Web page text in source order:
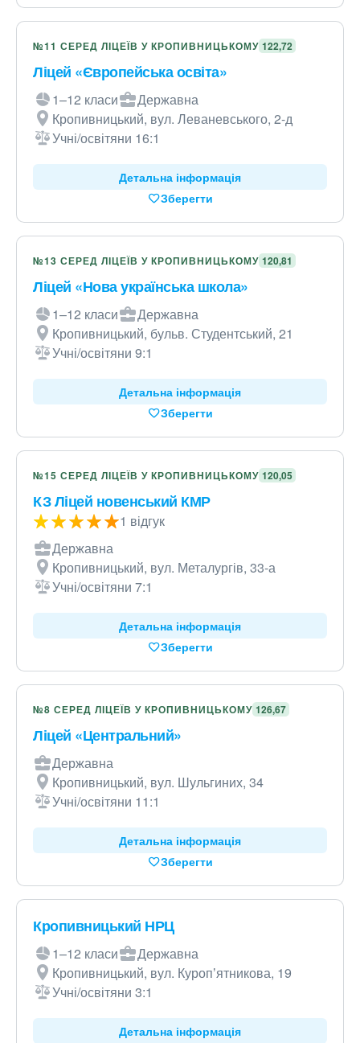
№11 СЕРЕД ЛІЦЕЇВ У КРОПИВНИЦЬКОМУ 122,72
Ліцей «Європейська освіта»
1–12 класи
Державна
Кропивницький, вул. Леваневського, 2-д
Учні/освітяни 16:1
Детальна інформація
Зберегти
№13 СЕРЕД ЛІЦЕЇВ У КРОПИВНИЦЬКОМУ 120,81
Ліцей «Нова українська школа»
1–12 класи
Державна
Кропивницький, бульв. Студентський, 21
Учні/освітяни 9:1
Детальна інформація
Зберегти
№15 СЕРЕД ЛІЦЕЇВ У КРОПИВНИЦЬКОМУ 120,05
КЗ Ліцей новенський КМР
1 відгук
Державна
Кропивницький, вул. Металургів, 33-а
Учні/освітяни 7:1
Детальна інформація
Зберегти
№8 СЕРЕД ЛІЦЕЇВ У КРОПИВНИЦЬКОМУ 126,67
Ліцей «Центральний»
Державна
Кропивницький, вул. Шульгиних, 34
Учні/освітяни 11:1
Детальна інформація
Зберегти
Кропивницький НРЦ
1–12 класи
Державна
Кропивницький, вул. Куропʼятникова, 19
Учні/освітяни 3:1
Детальна інформація